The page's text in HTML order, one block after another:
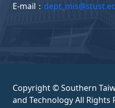
E-mail：
Copyright © Southern
and Technology All Rights